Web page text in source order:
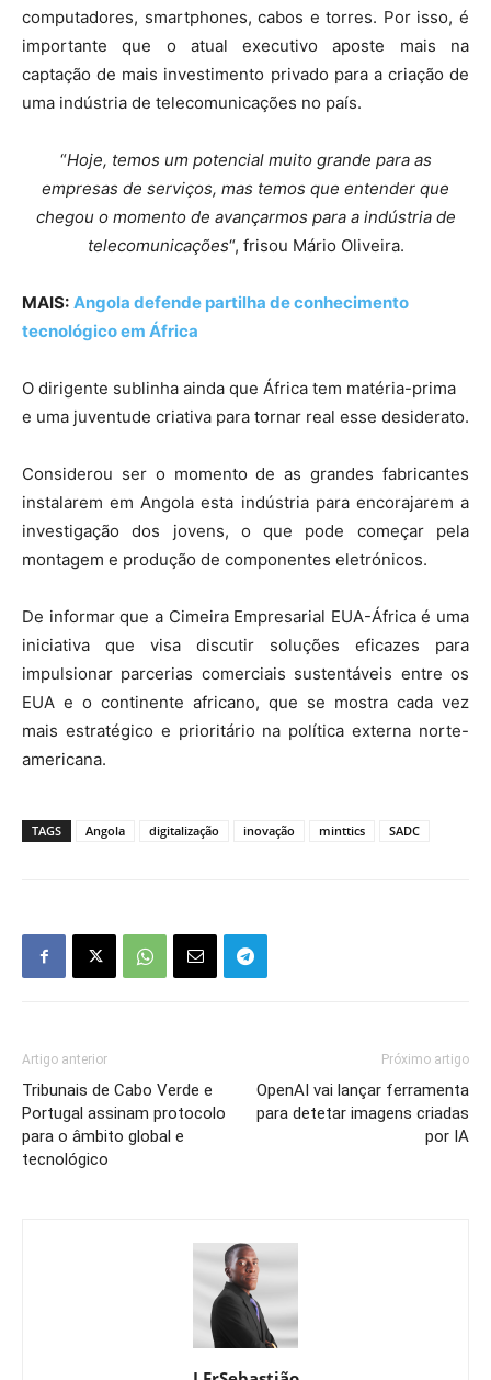
computadores, smartphones, cabos e torres. Por isso, é
importante que o atual executivo aposte mais na
captação de mais investimento privado para a criação de
uma indústria de telecomunicações no país.
“Hoje, temos um potencial muito grande para as
empresas de serviços, mas temos que entender que
chegou o momento de avançarmos para a indústria de
telecomunicações“, frisou Mário Oliveira.
MAIS: Angola defende partilha de conhecimento
tecnológico em África
O dirigente sublinha ainda que África tem matéria-prima
e uma juventude criativa para tornar real esse desiderato.
Considerou ser o momento de as grandes fabricantes
instalarem em Angola esta indústria para encorajarem a
investigação dos jovens, o que pode começar pela
montagem e produção de componentes eletrónicos.
De informar que a Cimeira Empresarial EUA-África é uma
iniciativa que visa discutir soluções eficazes para
impulsionar parcerias comerciais sustentáveis entre os
EUA e o continente africano, que se mostra cada vez
mais estratégico e prioritário na política externa norte-
americana.
TAGS Angola digitalização inovação minttics SADC
Artigo anterior
Tribunais de Cabo Verde e
Portugal assinam protocolo
para o âmbito global e
tecnológico
Próximo artigo
OpenAI vai lançar ferramenta
para detetar imagens criadas
por IA